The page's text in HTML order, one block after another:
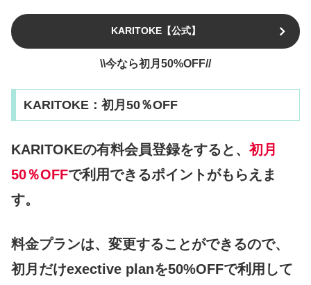
KARITOKE【公式】
\\今なら初月50%OFF//
KARITOKE：初月50％OFF
KARITOKEの有料会員登録をすると、 初月
50％OFFで利用できるポイントがもらえま
す。
料金プランは、変更することができるので、
初月だけexective planを50%OFFで利用して